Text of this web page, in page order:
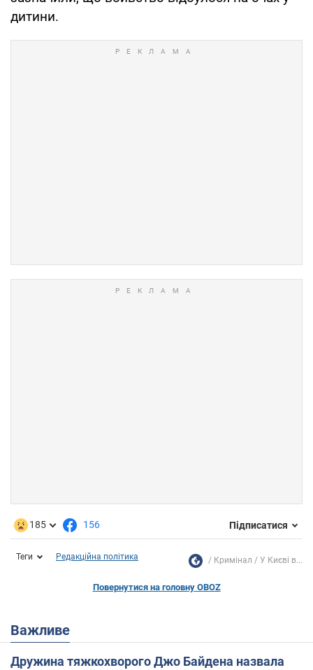
дитини.
185 156 Підписатися
Теги Редакційна політика Кримінал У Києві в...
Повернутися на головну OBOZ
Важливе
Дружина тяжкохворого Джо Байдена назвала